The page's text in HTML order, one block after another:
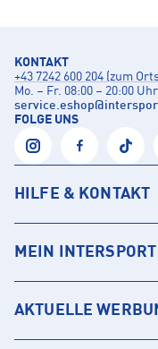
KONTAKT
+43 7242 600 204 (zum
Mo. – Fr. 08:00 – 20:00 Uhr
service.eshop@
FOLGE UNS
HILFE & KONTAKT
MEIN INTERSPORT
AKTUELLE